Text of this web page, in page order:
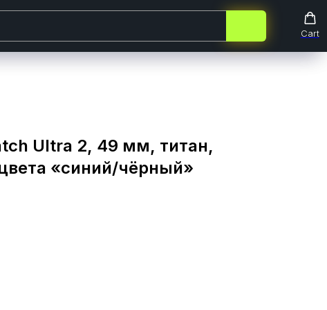
Cart
Cart
Ultra 2, 49 мм, титан,
«синий/чёрный»